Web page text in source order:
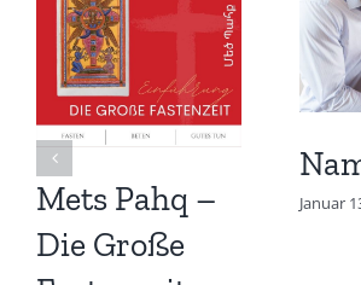
Mets Pahq –
Die Große
Januar